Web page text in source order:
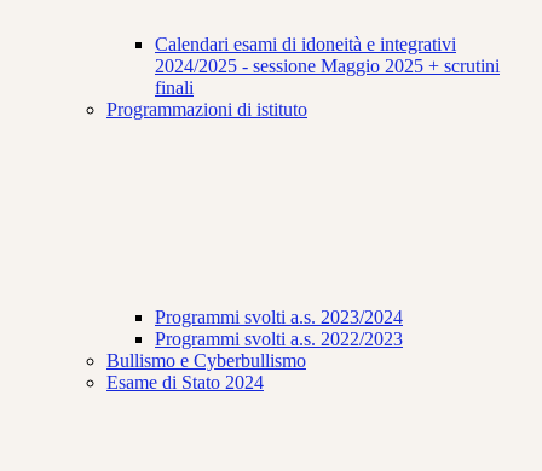
Calendari esami di idoneità e integrativi
2024/2025 - sessione Maggio 2025 + scrutini
finali
Programmazioni di istituto
Programmi svolti a.s. 2023/2024
Programmi svolti a.s. 2022/2023
Bullismo e Cyberbullismo
Esame di Stato 2024